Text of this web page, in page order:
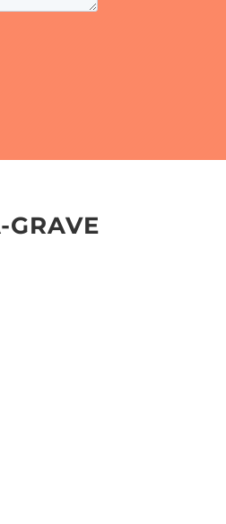
GRAVE